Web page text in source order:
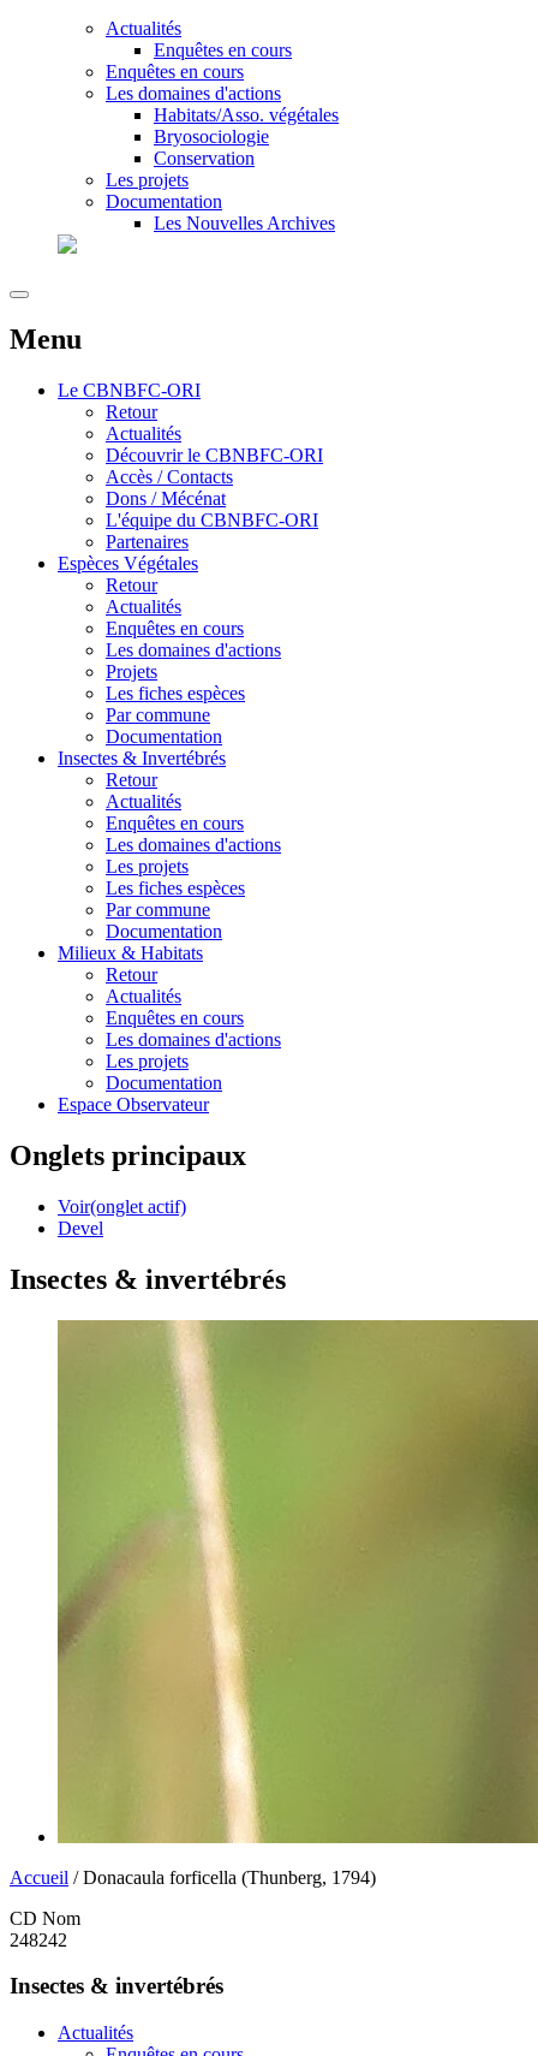
Actualités
Enquêtes en cours
Enquêtes en cours
Les domaines d'actions
Habitats/Asso. végétales
Bryosociologie
Conservation
Les projets
Documentation
Les Nouvelles Archives
Menu
Le CBNBFC-ORI
Retour
Actualités
Découvrir le CBNBFC-ORI
Accès / Contacts
Dons / Mécénat
L'équipe du CBNBFC-ORI
Partenaires
Espèces Végétales
Retour
Actualités
Enquêtes en cours
Les domaines d'actions
Projets
Les fiches espèces
Par commune
Documentation
Insectes & Invertébrés
Retour
Actualités
Enquêtes en cours
Les domaines d'actions
Les projets
Les fiches espèces
Par commune
Documentation
Milieux & Habitats
Retour
Actualités
Enquêtes en cours
Les domaines d'actions
Les projets
Documentation
Espace Observateur
Onglets principaux
Voir(onglet actif)
Devel
Insectes & invertébrés
Accueil / Donacaula forficella (Thunberg, 1794)
CD Nom
248242
Insectes & invertébrés
Actualités